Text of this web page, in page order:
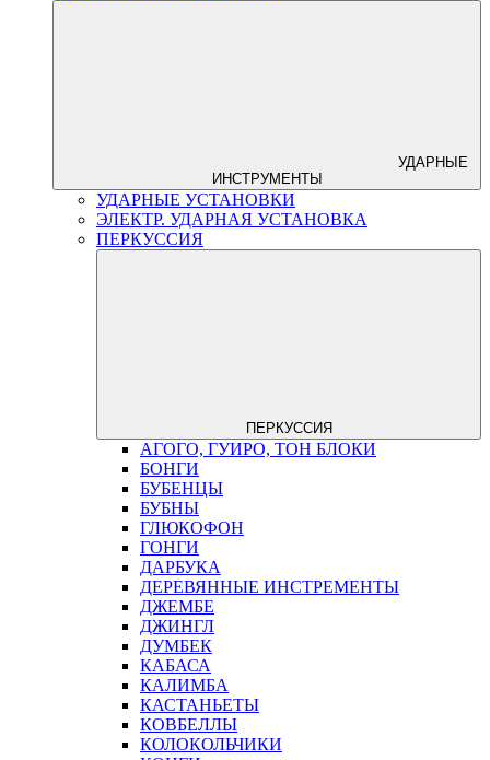
УДАРНЫЕ
ИНСТРУМЕНТЫ
УДАРНЫЕ УСТАНОВКИ
ЭЛЕКТР. УДАРНАЯ УСТАНОВКА
ПЕРКУССИЯ
ПЕРКУССИЯ
АГОГО, ГУИРО, ТОН БЛОКИ
БОНГИ
БУБЕНЦЫ
БУБНЫ
ГЛЮКОФОН
ГОНГИ
ДАРБУКА
ДЕРЕВЯННЫЕ ИНСТРЕМЕНТЫ
ДЖЕМБЕ
ДЖИНГЛ
ДУМБЕК
КАБАСА
КАЛИМБА
КАСТАНЬЕТЫ
КОВБЕЛЛЫ
КОЛОКОЛЬЧИКИ